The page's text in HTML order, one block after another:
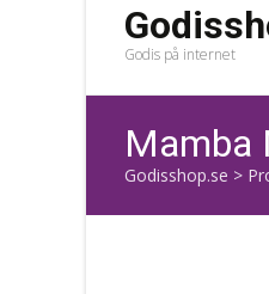
Godis på internet
Mamba
Godisshop.se >